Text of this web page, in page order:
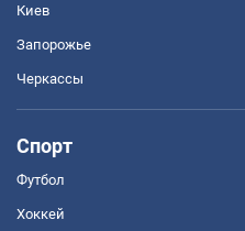
Киев
Запорожье
Черкассы
Спорт
Футбол
Хоккей